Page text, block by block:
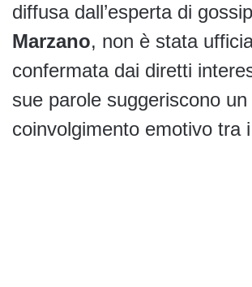
diffusa dall’esperta di gossip
Marzano, non è stata
confermata dai diretti
sue parole suggeriscono
coinvolgimento emotivo tra